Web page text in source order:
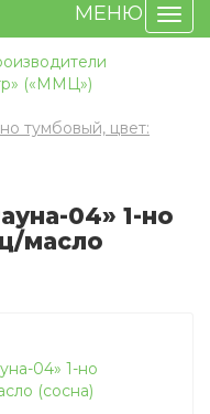
МЕНЮ
(«ММЦ»)
тумбовый, цвет:
04» 1-но
масло